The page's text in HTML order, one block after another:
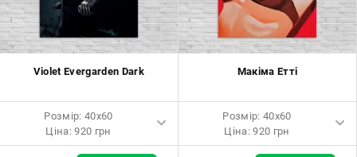
Violet Evergarden Dark
Розмір: 40x60
Ціна: 920 грн
Макіма Етті
Розмір: 40x60
Ціна: 920 грн